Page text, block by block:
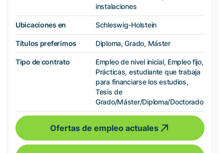
instalaciones
Ubicaciones en Schleswig-Holstein
Títulos preferimos Diploma, Grado, Máster
Tipo de contrato
Empleo de nivel inicial, Empleo fijo,
Prácticas, estudiante que trabaja
para financiarse los estudios,
Tesis de
Grado/Máster/Diploma/Doctorado
Ofertas de empleo actuales